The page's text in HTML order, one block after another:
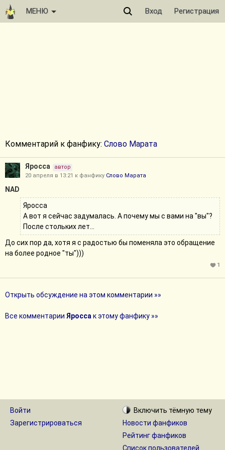
МЕНЮ Вход Регистрация
Комментарий к фанфику: Слово Марата
Яросса
автор
20 апреля в 13:21 к фанфику Слово Марата
NAD
Яросса
А вот я сейчас задумалась. А почему мы с вами на "вы"?
После стольких лет...
До сих пор да, хотя я с радостью бы поменяла это обращение
на более родное "ты")))
1
Открыть обсуждение на этом комментарии »»
Все комментарии Яросса к этому фанфику »»
Войти
Зарегистрироваться
Включить тёмную тему
Новости фанфиков
Рейтинг фанфиков
Список пользователей